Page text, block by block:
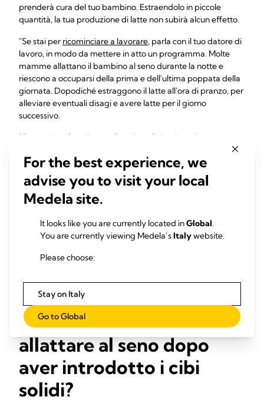
prenderà cura del tuo bambino. Estraendolo in piccole
quantità, la tua produzione di latte non subirà alcun effetto.
"Se stai perricominciare a lavorare, parla con il tuo datore di
lavoro, in modo da mettere in atto un programma. Molte
mamme allattano il bambino al seno durante la notte e
riescono a occuparsi della prima e dell'ultima poppata della
giornata. Dopodiché estraggono il latte all'ora di pranzo, per
alleviare eventuali disagi e avere latte per il giorno
successivo.
"Spesso è molto più semplice di quel che si pensi e
oggigiorno molti posti di lavoro sono attrezzati per facilitare
le mamme", aggiunge. "I 1 sono efficienti e ti aiuteranno a
gestire con semplicità questo gioco di destrezza".
Natalie, un figlio, dagli Stati Uniti, descrive la sua routine:
prima di andare al lavoro, in modo da stimolare la mia
produzione e mantenere il contatto con lui. Al lavoro
due bottiglie di latte materno mentre sono via) e poi mi
i fine settimana non estraggo il latte ma allatto
esclusivamente al seno".
Posso continuare ad
allattare al seno dopo
aver introdotto i cibi
solidi?
For the best experience, we
advise you to visit your local
Medela site.
It looks like you are currently located inGlobal.
You are currently viewing Medela’sItalywebsite.
Please choose:
Stay on Italy
Go to Global